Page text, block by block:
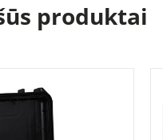
produktai